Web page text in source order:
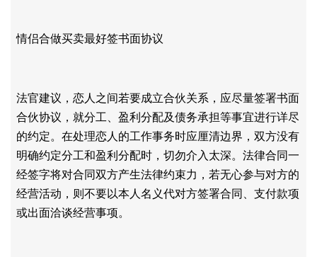
情侣合做买卖最好签书面协议
法官建议，恋人之间若要成立合伙关系，应尽量签署书面
合伙协议，就分工、盈利分配及债务承担等事宜进行详尽
的约定。在处理恋人的工作事务时应厘清边界，双方没有
明确约定分工和盈利分配时，切勿介入太深。法律合同一
经签字将对合同双方产生法律约束力，若无心参与对方的
经营活动，则不要以本人名义代对方签署合同、支付款项
或出面洽谈经营事项。